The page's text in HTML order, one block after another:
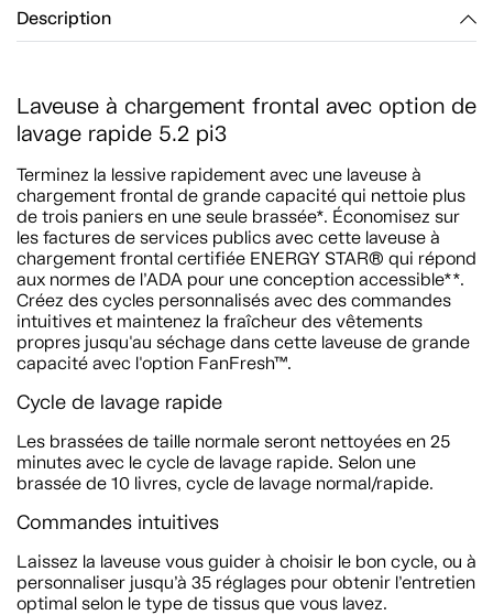
Description
Laveuse à chargement frontal avec option de
lavage rapide 5.2 pi3
Terminez la lessive rapidement avec une laveuse à
chargement frontal de grande capacité qui nettoie plus
de trois paniers en une seule brassée*. Économisez sur
les factures de services publics avec cette laveuse à
chargement frontal certifiée ENERGY STAR® qui répond
aux normes de l’ADA pour une conception accessible**.
Créez des cycles personnalisés avec des commandes
intuitives et maintenez la fraîcheur des vêtements
propres jusqu'au séchage dans cette laveuse de grande
capacité avec l'option FanFresh™.
Cycle de lavage rapide
Les brassées de taille normale seront nettoyées en 25
minutes avec le cycle de lavage rapide. Selon une
brassée de 10 livres, cycle de lavage normal/rapide.
Commandes intuitives
Laissez la laveuse vous guider à choisir le bon cycle, ou à
personnaliser jusqu’à 35 réglages pour obtenir l’entretien
optimal selon le type de tissus que vous lavez.